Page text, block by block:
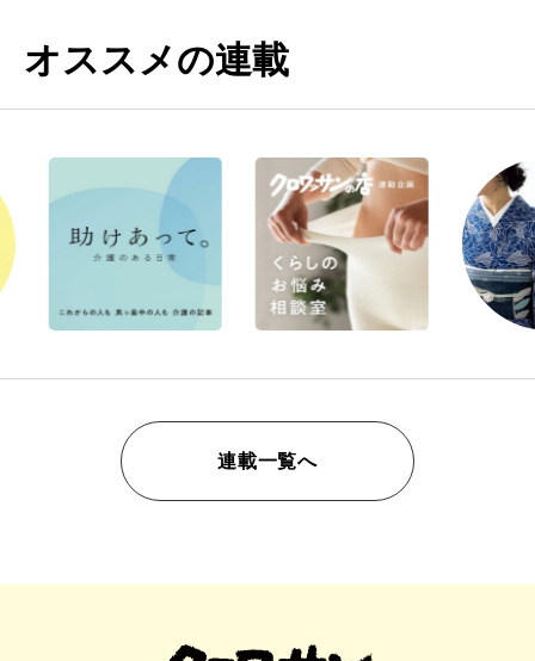
オススメの連載
連載一覧へ